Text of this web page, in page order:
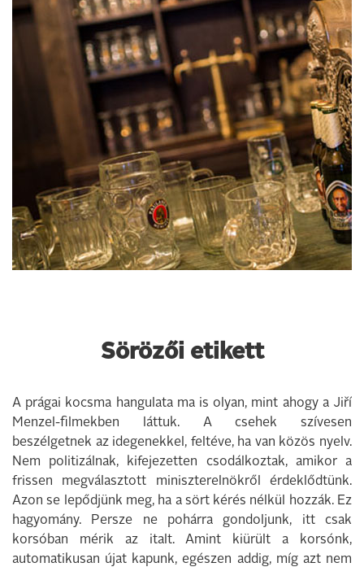
Sörözői etikett
A prágai kocsma hangulata ma is olyan, mint ahogy a Jiří
Menzel-filmekben láttuk. A csehek szívesen
beszélgetnek az idegenekkel, feltéve, ha van közös nyelv.
Nem politizálnak, kifejezetten csodálkoztak, amikor a
frissen megválasztott miniszterelnökről érdeklődtünk.
Azon se lepődjünk meg, ha a sört kérés nélkül hozzák. Ez
hagyomány. Persze ne pohárra gondoljunk, itt csak
korsóban mérik az italt. Amint kiürült a korsónk,
automatikusan újat kapunk, egészen addig, míg azt nem